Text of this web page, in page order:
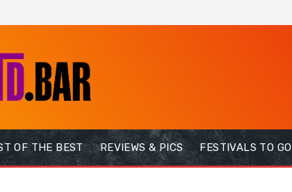
OF THE BEST REVIEWS & PICS FESTIVALS TO GO